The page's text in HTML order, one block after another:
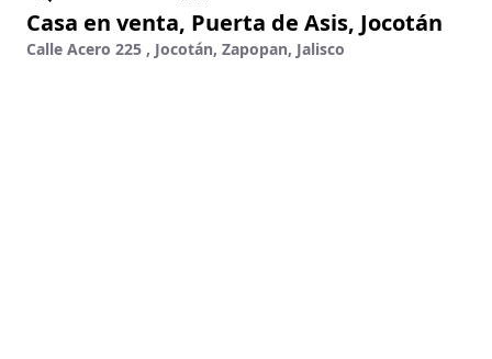
Casa en venta, Puerta de Asis, Jocotán
Calle Acero 225 , Jocotán, Zapopan, Jalisco